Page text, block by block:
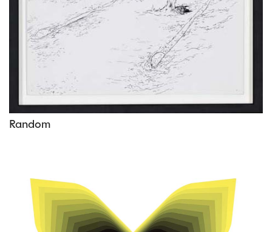
Random
Vous aimerez peut-être les oeuvres
suivantes